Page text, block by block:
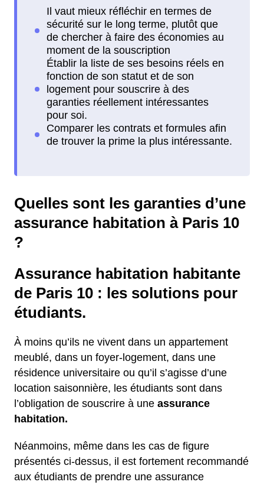
Quelles sont les garanties d’une
assurance habitation à Paris 10
?
Assurance habitation habitante
de Paris 10 : les solutions pour
étudiants.
À moins qu’ils ne vivent dans un appartement
meublé, dans un foyer-logement, dans une
résidence universitaire ou qu’il s’agisse d’une
location saisonnière, les étudiants sont dans
l’obligation de souscrire à une assurance
habitation.
Néanmoins, même dans les cas de figure
présentés ci-dessus, il est fortement recommandé
aux étudiants de prendre une assurance